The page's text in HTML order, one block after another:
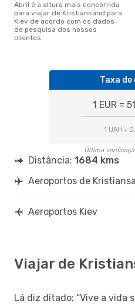
abril é a altura mais concorrida
para viajar de Kristiansand para
Kiev de acordo com os dados
de pesquisa dos nossos
clientes
Taxa de
1 EUR =
1 UAH =
Última
Distância: 1684 kms
Aeroportos de
Aeroportos Kiev
Viajar de
Lá diz ditado: “Vive a vida